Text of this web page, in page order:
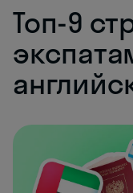
Топ-9
Skyeng Chat
online